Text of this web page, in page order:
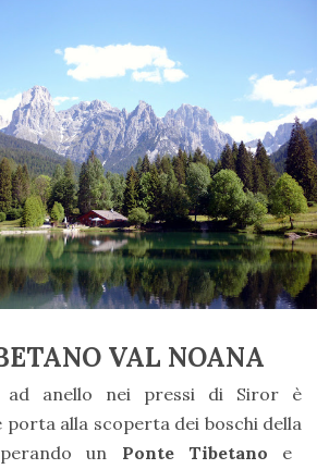
VAL NOANA
anello nei pressi di Siror è
porta alla scoperta dei boschi della
un Ponte Tibetano e